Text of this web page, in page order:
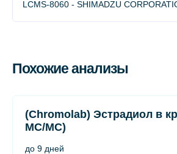
LCMS-8060 - SHIMADZU
Похожие анализы
(Chromolab) Эстрадиол в
МС/МС)
до 9 дней